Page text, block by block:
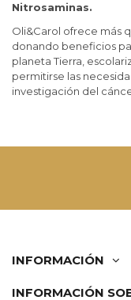
Nitrosaminas.
Oli&Carol ofrece más
donando beneficios
planeta Tierra,
permitirse las
investigación del
INFORMACIÓN
INFORMACIÓN